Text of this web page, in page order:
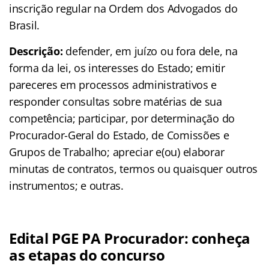
inscrição regular na Ordem dos Advogados do
Brasil.
Descrição: defender, em juízo ou fora dele, na
forma da lei, os interesses do Estado; emitir
pareceres em processos administrativos e
responder consultas sobre matérias de sua
competência; participar, por determinação do
Procurador-Geral do Estado, de Comissões e
Grupos de Trabalho; apreciar e(ou) elaborar
minutas de contratos, termos ou quaisquer outros
instrumentos; e outras.
Edital PGE PA Procurador: conheça
as etapas do concurso